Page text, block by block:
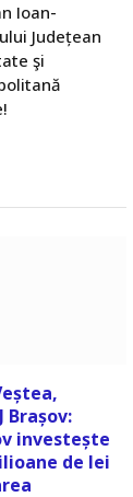
Ioan-
Județean
şi
Brașov:
investește
de lei